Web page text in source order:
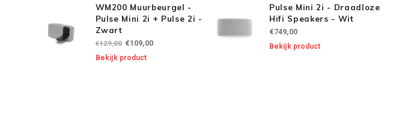
WM200 Muurbeurgel -
Pulse Mini 2i + Pulse 2i -
Zwart
€129,00 €109,00
Bekijk product
Pulse Mini 2i - Draadloze
Hifi Speakers - Wit
€749,00
Bekijk product